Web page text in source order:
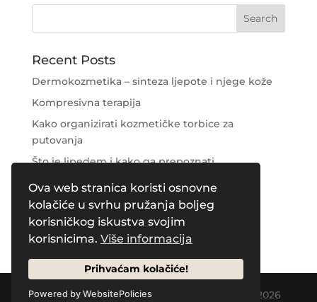
Ova web stranica koristi osnovne
kolačiće u svrhu pružanja boljeg
korisničkog iskustva svojim
korisnicima. Više informacija
Prihvaćam kolačiće!
Powered by WebsitePolicies
Recent Posts
Dermokozmetika – sinteza ljepote i njege kože
Kompresivna terapija
Kako organizirati kozmetičke torbice za
putovanja
Što je lipedem i kako ga prepoznati
Njega područja oko očiju
Recent Comments
Designed byCreative Pleasure Agency | © 2026